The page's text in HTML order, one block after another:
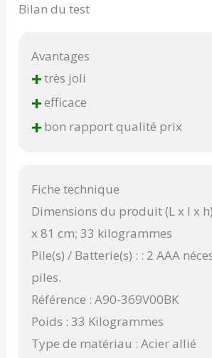
Bilan du test
Avantages
+très joli
+efficace
+ bon rapport qualité prix
Fiche technique
Dimensions du produit (L x l x
x 81 cm; 33 kilogrammes
Pile(s) / Batterie(s) : : 2 AAA
piles.
Référence : A90-369V00BK
Poids : 33 Kilogrammes
Type de matériau : Acier allié